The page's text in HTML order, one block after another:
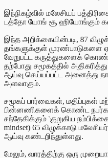
இந்நிகழ்வில் மலேசியப்
டத்தோ யோங் சூ ஹியோங்கும்
இந்த அறிக்கையின்படி, 87
தங்களுக்குள் முரண்பாடுகளை
வேறுபட்ட கருத்துகளைக்
தற்போது சமூகத்தில்
ஆய்வு செய்யப்பட்ட அனைத்து
அளவாகும்.
சமூகப் பார்வைகள், மதிப்புகள்
பின்னணிகளைக் கொண்ட
சந்தேகிக்கும் 'குறுகிய
mindset) 65 விழுக்காடு
ஆய்வு கண்டறிந்துள்ளது.
மேலும், வாரத்திற்கு ஒரு